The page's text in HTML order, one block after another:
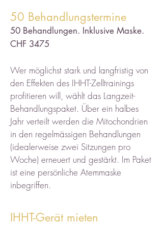
50 Behandlungstermine
50 Behandlungen. Inklusive Maske.
CHF 3475
Wer möglichst stark und langfristig von
den Effekten des IHHT-Zelltrainings
profitieren will, wählt das Langzeit-
Behandlungspaket. Über ein halbes
Jahr verteilt werden die Mitochondrien
in den regelmässigen Behandlungen
(idealerweise zwei Sitzungen pro
Woche) erneuert und gestärkt. Im Paket
ist eine persönliche Atemmaske
inbegriffen.
IHHT-Gerät mieten